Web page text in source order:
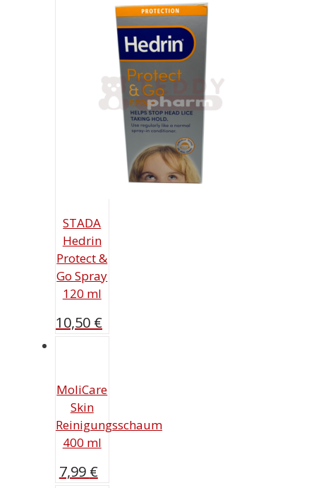
STADA
Hedrin
Protect &
Go Spray
120 ml
10,50 €
MoliCare
Skin
Reinigungsschaum
400 ml
7,99 €